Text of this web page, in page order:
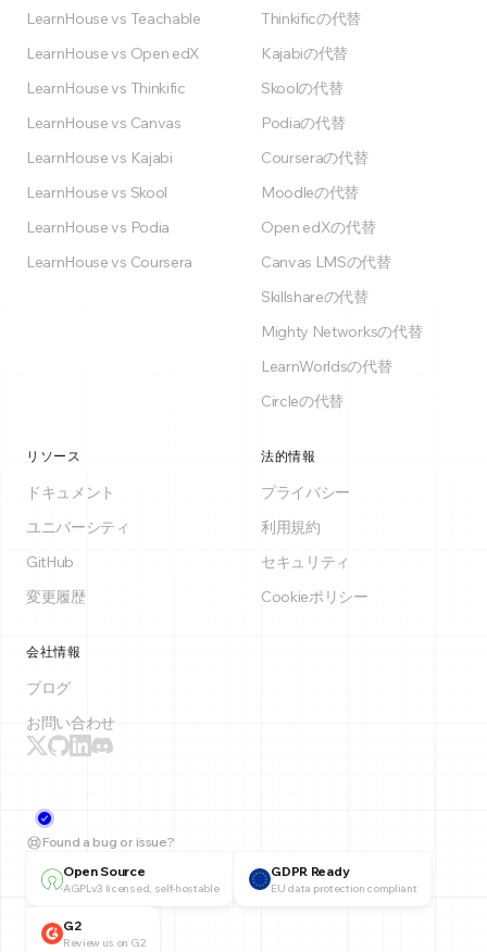
LearnHouse vs Teachable
LearnHouse vs Open edX
LearnHouse vs Thinkific
LearnHouse vs Canvas
LearnHouse vs Kajabi
LearnHouse vs Skool
LearnHouse vs Podia
LearnHouse vs Coursera
Thinkificの代替
Kajabiの代替
Skoolの代替
Podiaの代替
Courseraの代替
Moodleの代替
Open edXの代替
Canvas LMSの代替
Skillshareの代替
Mighty Networksの代替
LearnWorldsの代替
Circleの代替
リソース
ドキュメント
ユニバーシティ
GitHub
変更履歴
法的情報
プライバシー
利用規約
セキュリティ
Cookieポリシー
会社情報
ブログ
お問い合わせ
Found a bug or issue?
Open Source
AGPLv3 licensed, self-hostable
GDPR Ready
EU data protection compliant
G2
Review us on G2